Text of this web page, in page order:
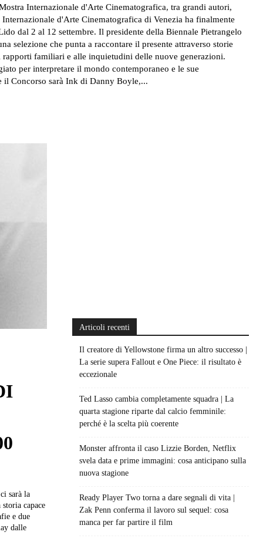
Internazionale d'Arte Cinematografica, tra grandi autori,
dal 2 al 12 settembre. Il presidente della Biennale Pietrangelo
selezione che punta a raccontare il presente attraverso storie
familiari e alle inquietudini delle nuove generazioni.
per interpretare il mondo contemporaneo e le sue
aprire il Concorso sarà Ink di Danny Boyle,...
sarà la
capace
e due
dalle
Articoli recenti
Il creatore di Yellowstone firma un altro successo |
La serie supera Fallout e One Piece: il risultato è
eccezionale
Ted Lasso cambia completamente squadra | La
quarta stagione riparte dal calcio femminile:
perché è la scelta più coerente
Monster affronta il caso Lizzie Borden, Netflix
svela data e prime immagini: cosa anticipano sulla
nuova stagione
Ready Player Two torna a dare segnali di vita |
Zak Penn conferma il lavoro sul sequel: cosa
manca per far partire il film